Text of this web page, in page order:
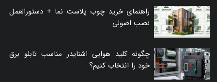
راهنمای خرید چوب پلاست نما + دستورالعمل
نصب اصولی
چگونه کلید هوایی اشنایدر مناسب تابلو برق
خود را انتخاب کنیم؟